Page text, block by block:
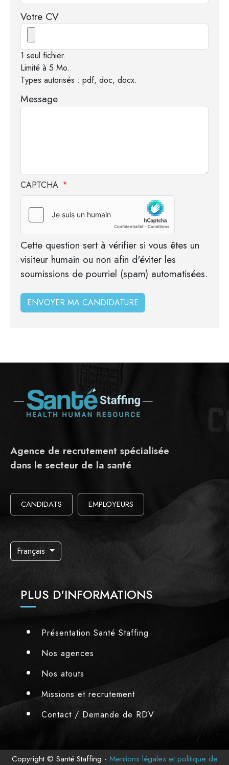
Votre CV
1 seul fichier.
Limité à 5 Mo.
Types autorisés : pdf, doc, docx.
Message
CAPTCHA
Cette question sert à vérifier si vous êtes un
visiteur humain ou non afin d'éviter les
soumissions de pourriel (spam) automatisées.
Agence de recrutement spécialisée
dans le secteur de la santé
CANDIDATS EMPLOYEURS
Français
PLUS D'INFORMATIONS
Présentation Santé Staffing
Nos agences
Nos atouts
Missions et recrutement
Contact / Demande de RDV
Copyright © Santé Staffing - Mentions légales et politique de